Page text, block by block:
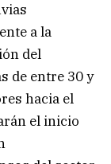
a la
del
de entre 30 y
hacia el
el inicio